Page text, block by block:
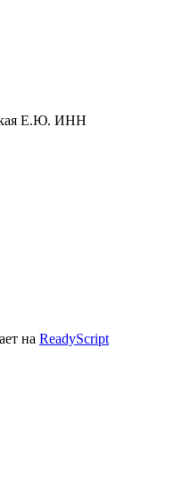
Е.Ю. ИНН
на ReadyScript